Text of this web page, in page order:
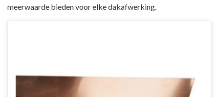
meerwaarde bieden voor elke dakafwerking.